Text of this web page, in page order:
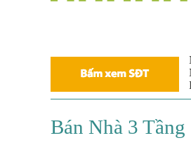
Bán Nhà 3